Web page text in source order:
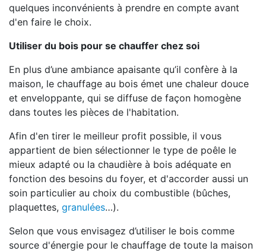
quelques inconvénients à prendre en compte avant
d'en faire le choix.
Utiliser du bois pour se chauffer chez soi
En plus d’une ambiance apaisante qu’il confère à la
maison, le chauffage au bois émet une chaleur douce
et enveloppante, qui se diffuse de façon homogène
dans toutes les pièces de l'habitation.
Afin d'en tirer le meilleur profit possible, il vous
appartient de bien sélectionner le type de poêle le
mieux adapté ou la chaudière à bois adéquate en
fonction des besoins du foyer, et d'accorder aussi un
soin particulier au choix du combustible (bûches,
plaquettes, granulées…).
Selon que vous envisagez d’utiliser le bois comme
source d'énergie pour le chauffage de toute la maison